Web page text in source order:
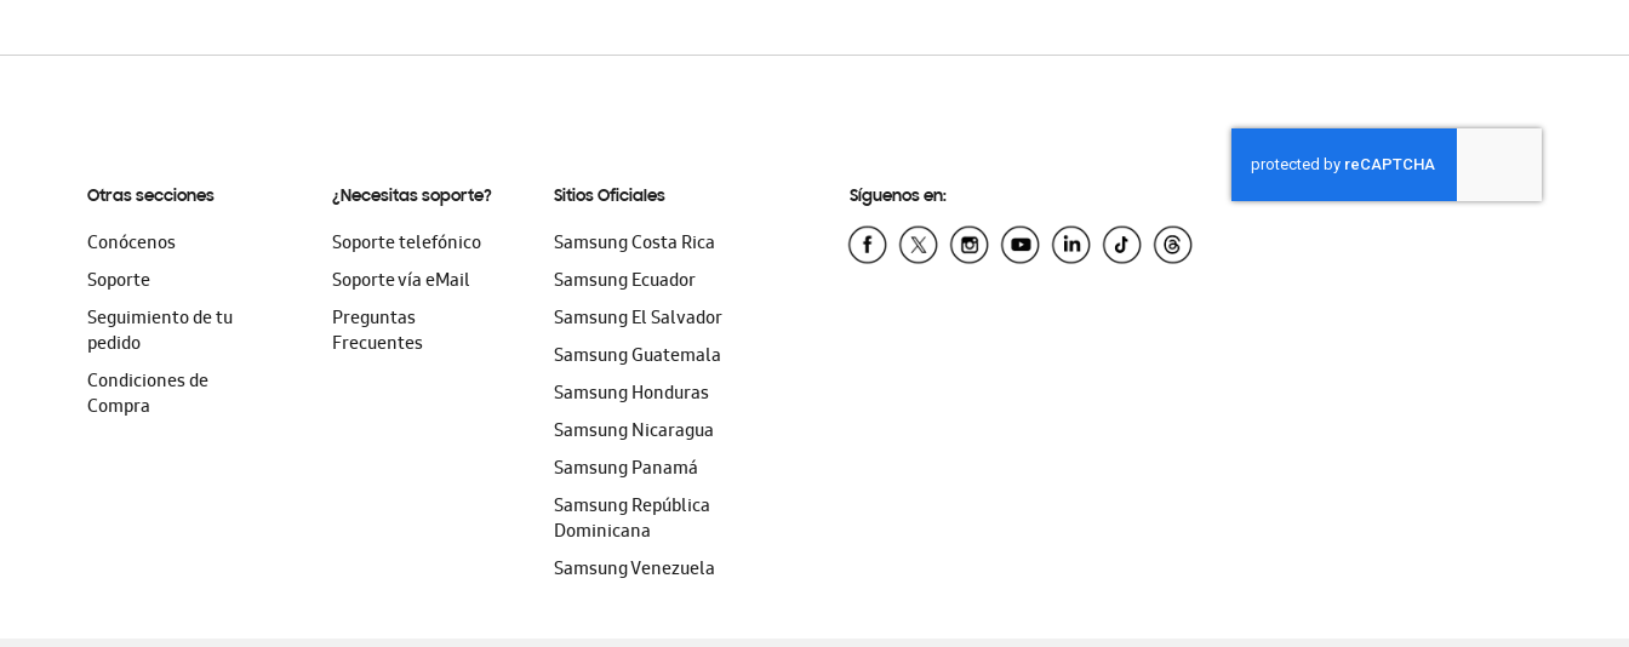
Otras secciones
Conócenos
Soporte
Seguimiento de tu
pedido
Condiciones de
Compra
¿Necesitas soporte?
Soporte telefónico
Soporte vía eMail
Preguntas
Frecuentes
Sitios Oficiales
Samsung Costa Rica
Samsung Ecuador
Samsung El Salvador
Samsung Guatemala
Samsung Honduras
Samsung Nicaragua
Samsung Panamá
Samsung República
Dominicana
Samsung Venezuela
Síguenos en: